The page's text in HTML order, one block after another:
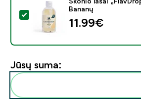
Pasirinkti šį produktą - Skonio
Bananų
11.99€‎
Jūsų suma: